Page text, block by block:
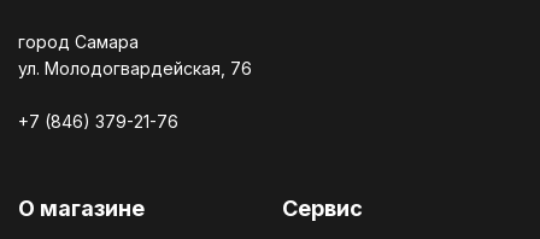
город Самара
ул. Молодогвардейская, 76
+7 (846) 379-21-76
О магазине Сервис